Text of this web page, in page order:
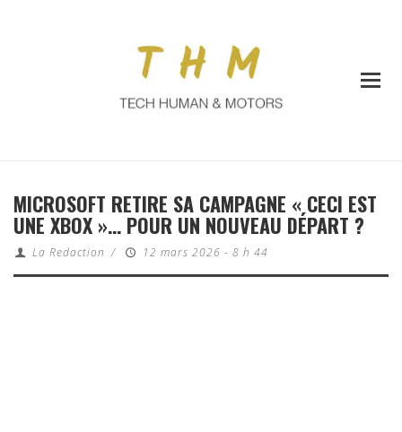
MICROSOFT RETIRE SA CAMPAGNE « CECI EST
UNE XBOX »… POUR UN NOUVEAU DÉPART ?
La Redaction / 12 mars 2026 - 8 h 44